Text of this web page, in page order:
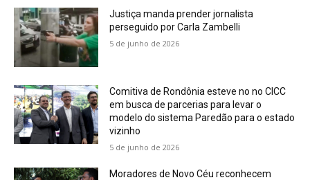
Justiça manda prender jornalista
perseguido por Carla Zambelli
5 de junho de 2026
Comitiva de Rondônia esteve no no CICC
em busca de parcerias para levar o
modelo do sistema Paredão para o estado
vizinho
5 de junho de 2026
Moradores de Novo Céu reconhecem